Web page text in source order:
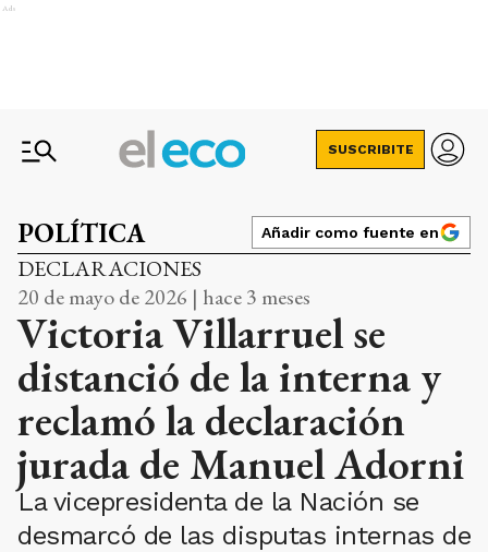
Ads
SUSCRIBITE
POLÍTICA Añadir como fuente en
DECLARACIONES
20 de mayo de 2026 | hace 3 meses
Victoria Villarruel se
distanció de la interna y
reclamó la declaración
jurada de Manuel Adorni
La vicepresidenta de la Nación se
desmarcó de las disputas internas de